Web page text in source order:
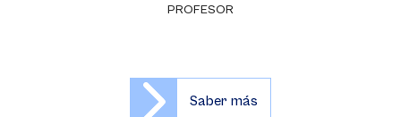
PROFESOR
Saber más